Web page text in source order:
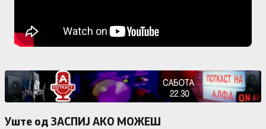
Уште од ЗАСПИЈ АКО МОЖЕШ